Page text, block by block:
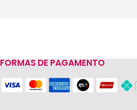
FORMAS DE PAGAMENTO